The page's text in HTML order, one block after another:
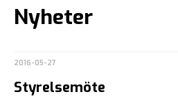
Nyheter
2016-05-27
Styrelsemöte